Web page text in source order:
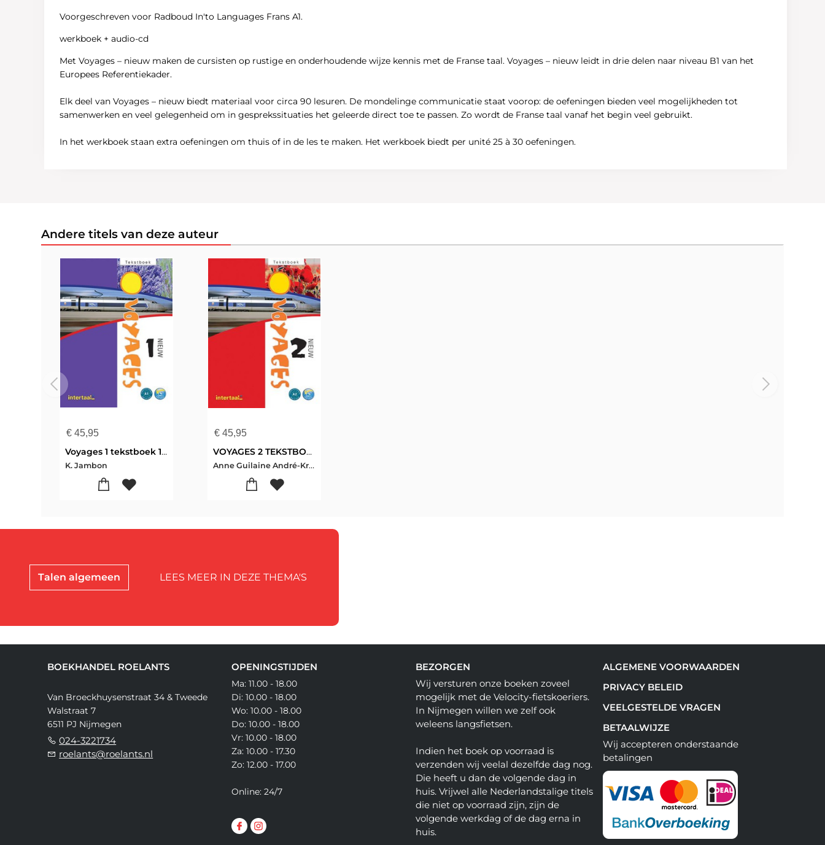
Voorgeschreven voor Radboud In'to Languages Frans A1.
werkboek + audio-cd
Met Voyages – nieuw maken de cursisten op rustige en onderhoudende wijze kennis met de Franse taal. Voyages – nieuw leidt in drie delen naar niveau B1 van het
Europees Referentiekader.
Elk deel van Voyages – nieuw biedt materiaal voor circa 90 lesuren. De mondelinge communicatie staat voorop: de oefeningen bieden veel mogelijkheden tot
samenwerken en veel gelegenheid om in gesprekssituaties het geleerde direct toe te passen. Zo wordt de Franse taal vanaf het begin veel gebruikt.
In het werkboek staan extra oefeningen om thuis of in de les te maken. Het werkboek biedt per unité 25 à 30 oefeningen.
Andere titels van deze auteur
€ 45,95
Voyages 1 tekstboek 1 Voyages nieuw
K. Jambon
€ 45,95
VOYAGES 2 TEKSTBOEK 2 Voyages nieuw
Anne Guilaine André-Krystelle Jambon-Jacqueline Sword
Talen algemeen LEES MEER IN DEZE THEMA'S
BOEKHANDEL ROELANTS
Van Broeckhuysenstraat 34 & Tweede
Walstraat 7
6511 PJ Nijmegen
024-3221734
roelants@roelants.nl
OPENINGSTIJDEN
Ma: 11.00 - 18.00
Di: 10.00 - 18.00
Wo: 10.00 - 18.00
Do: 10.00 - 18.00
Vr: 10.00 - 18.00
Za: 10.00 - 17.30
Zo: 12.00 - 17.00
Online: 24/7
BEZORGEN
Wij versturen onze boeken zoveel
mogelijk met de Velocity-fietskoeriers.
In Nijmegen willen we zelf ook
weleens langsfietsen.
Indien het boek op voorraad is
verzenden wij veelal dezelfde dag nog.
Die heeft u dan de volgende dag in
huis. Vrijwel alle Nederlandstalige titels
die niet op voorraad zijn, zijn de
volgende werkdag of de dag erna in
huis.
ALGEMENE VOORWAARDEN
PRIVACY BELEID
VEELGESTELDE VRAGEN
BETAALWIJZE
Wij accepteren onderstaande
betalingen